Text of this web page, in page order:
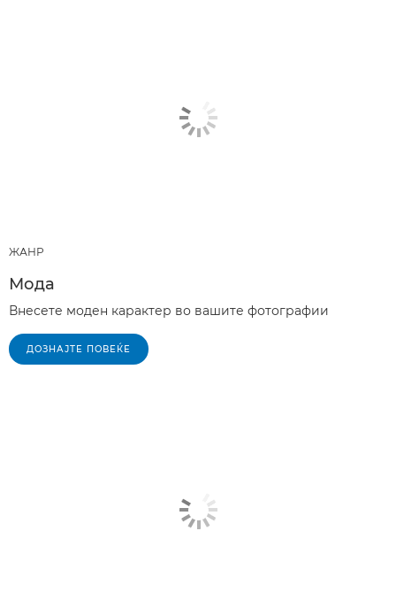
ЖАНР
Мода
Внесете моден карактер во вашите фотографии
ДОЗНАЈТЕ ПОВЕЌЕ